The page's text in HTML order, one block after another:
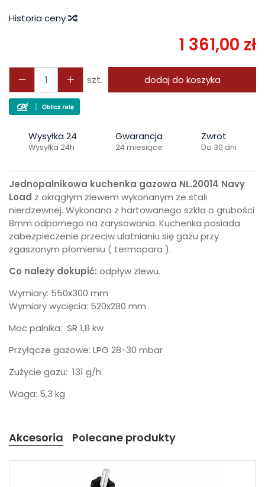
Historia ceny
1 361,00 zł
szt. dodaj do koszyka
Wysyłka 24
Wysyłka 24h
Gwarancja
24 miesiące
Zwrot
Do 30 dni
Jednopalnikowa kuchenka gazowa NL.20014 Navy
Load z okrągłym zlewem wykonanym ze stali
nierdzewnej. Wykonana z hartowanego szkła o grubości
8mm odpornego na zarysowania. Kuchenka posiada
zabezpieczenie przeciw ulatnianiu się gazu przy
zgaszonym płomieniu ( termopara ).
Co należy dokupić: odpływ zlewu.
Wymiary: 550x300 mm
Wymiary wycięcia: 520x280 mm
Moc palnika: SR 1,8 kw
Przyłącze gazowe: LPG 28-30 mbar
Zużycie gazu: 131 g/h
Waga: 5,3 kg
Akcesoria Polecane produkty